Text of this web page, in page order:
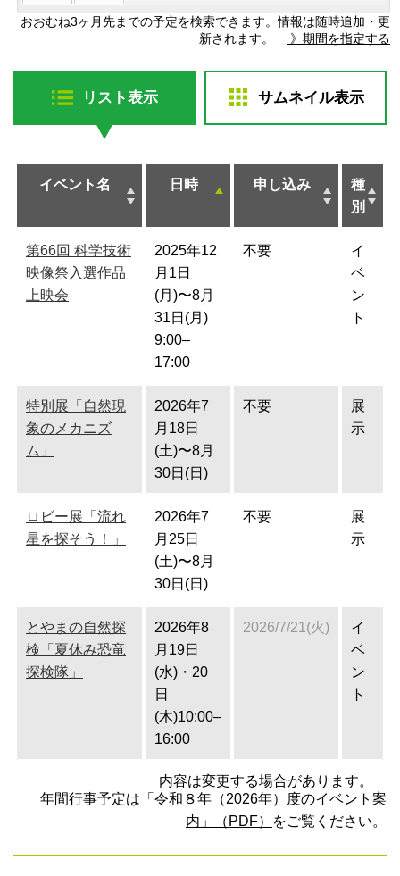
おおむね3ヶ月先までの予定を検索できます。情報は随時追加・更
新されます。
》期間を指定する
リスト表示 サムネイル表示
イベント名 日時 申し込み
種
別
第66回 科学技術
映像祭入選作品
上映会
2025年12
月1日
(月)〜8月
31日(月)
9:00–
17:00
不要
イ
ベ
ン
ト
特別展「自然現
象のメカニズ
ム」
2026年7
月18日
(土)〜8月
30日(日)
不要
展
示
ロビー展「流れ
星を探そう！」
2026年7
月25日
(土)〜8月
30日(日)
不要
展
示
とやまの自然探
検「夏休み恐竜
探検隊」
2026年8
月19日
(水)・20
日
(木)10:00–
16:00
2026/7/21(火)
イ
ベ
ン
ト
内容は変更する場合があります。
年間行事予定は 「令和８年（2026年）度のイベント案
内」（PDF）
をご覧ください。